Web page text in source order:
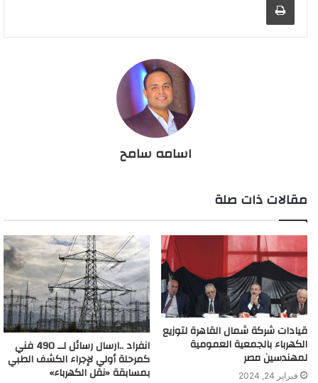
اسامه سامح
مقالات ذات صلة
قيادات شركة شمال القاهرة لتوزيع
الكهرباء بالجمعية العمومية
لمهندسين مصر
فبراير 24, 2024
انفراد ..ارسال رسائل لــ 490 فني
كمرحلة أولي لإجراء الكشف الطبي
بمسابقة «نقل الكهرباء»